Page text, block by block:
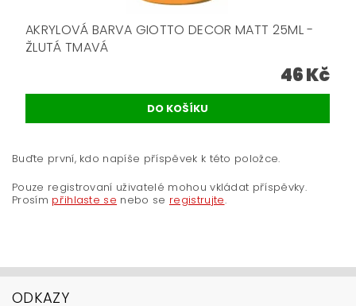
AKRYLOVÁ BARVA GIOTTO DECOR MATT 25ML -
ŽLUTÁ TMAVÁ
46 Kč
Buďte první, kdo napíše příspěvek k této položce.
Pouze registrovaní uživatelé mohou vkládat příspěvky.
Prosím přihlaste se nebo se registrujte.
ODKAZY